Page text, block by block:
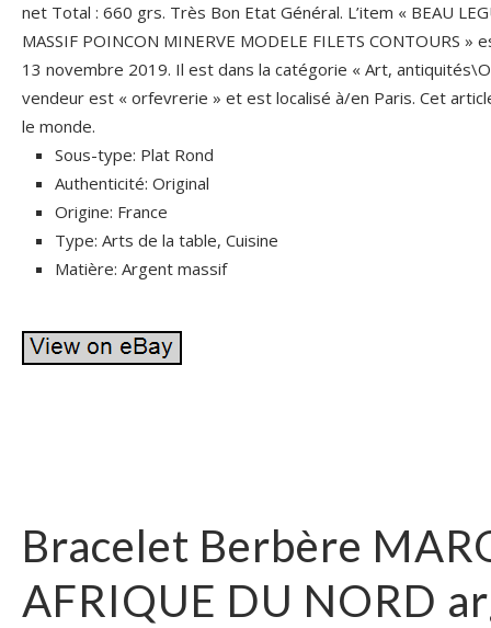
net Total : 660 grs. Très Bon Etat Général. L’item « BEAU
MASSIF POINCON MINERVE MODELE FILETS CONTOURS
13 novembre 2019. Il est dans la catégorie « Art,
vendeur est « orfevrerie » et est localisé à/en Paris. Cet
le monde.
Sous-type: Plat Rond
Authenticité: Original
Origine: France
Type: Arts de la table, Cuisine
Matière: Argent massif
Bracelet Berbère
AFRIQUE DU NORD